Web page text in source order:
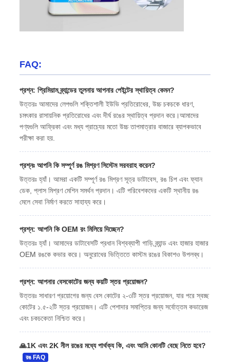
FAQ:
প্রশ্ন: প্রিমিয়াম ব্র্যান্ডের তুলনায় আপনার পেইন্টের স্থায়িত্ব কেমন?
উত্তরঃ আমাদের লেপগুলি শক্তিশালী ইউভি প্রতিরোধের, উচ্চ চকচকে ধারণ,
চমৎকার রাসায়নিক প্রতিরোধের এবং দীর্ঘ রঙের স্থায়িত্ব প্রদান করে।আমাদের
পণ্যগুলি আফ্রিকা এবং মধ্য প্রাচ্যের মতো উচ্চ তাপমাত্রার বাজারে ব্যাপকভাবে
পরীক্ষা করা হয়.
প্রশ্নঃ আপনি কি সম্পূর্ণ রঙ মিশ্রণ সিস্টেম সরবরাহ করেন?
উত্তরঃ হ্যাঁ। আমরা একটি সম্পূর্ণ রঙ মিশ্রণ সূত্র ডাটাবেস, রঙ চিপ এবং ফ্যান
ডেক, প্লাস মিশ্রণ মেশিন সমর্থন প্রদান। এটি পরিবেশকদের একটি স্থানীয় রঙ
মেলে সেবা নির্মাণ করতে সাহায্য করে।
প্রশ্ন: আপনি কি OEM রং মিলিয়ে দিচ্ছেন?
উত্তরঃ হ্যাঁ। আমাদের ডাটাবেসটি প্রধান বিশ্বব্যাপী গাড়ি ব্র্যান্ড এবং হাজার হাজার
OEM রঙকে কভার করে। অনুরোধের ভিত্তিতে কাস্টম রঙের বিকাশও উপলব্ধ।
প্রশ্ন: আপনার বেসকোটের জন্য কয়টি স্তর প্রয়োজন?
উত্তরঃ সাধারণ প্রয়োগের জন্য বেস কোটের ২-৩টি স্তর প্রয়োজন, যার পরে স্বচ্ছ
কোটের ১.৫-২টি স্তর প্রয়োজন। এটি পেশাদার সমাপ্তির জন্য সর্বোত্তম কভারেজ
এবং চকচকেতা নিশ্চিত করে।
🙏1K এবং 2K নীল রঙের মধ্যে পার্থক্য কি, এবং আমি কোনটি বেছে নিতে হবে?
রঙ FAQ